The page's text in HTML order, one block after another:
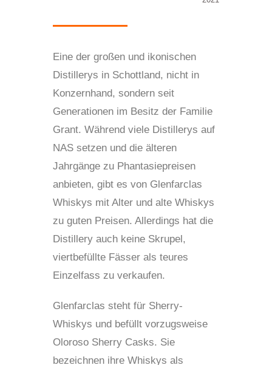
Eine der großen und ikonischen
Distillerys in Schottland, nicht in
Konzernhand, sondern seit
Generationen im Besitz der Familie
Grant. Während viele Distillerys auf
NAS setzen und die älteren
Jahrgänge zu Phantasiepreisen
anbieten, gibt es von Glenfarclas
Whiskys mit Alter und alte Whiskys
zu guten Preisen. Allerdings hat die
Distillery auch keine Skrupel,
viertbefüllte Fässer als teures
Einzelfass zu verkaufen.
Glenfarclas steht für Sherry-
Whiskys und befüllt vorzugsweise
Oloroso Sherry Casks. Sie
bezeichnen ihre Whiskys als